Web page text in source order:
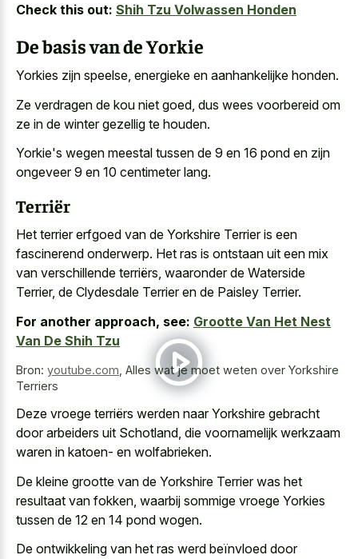
Check this out: Shih Tzu Volwassen Honden
De basis van de Yorkie
Yorkies zijn speelse, energieke en aanhankelijke honden.
Ze verdragen de kou niet goed, dus wees voorbereid om
ze in de winter gezellig te houden.
Yorkie's wegen meestal tussen de 9 en 16 pond en zijn
ongeveer 9 en 10 centimeter lang.
Terriër
Het terrier erfgoed van de Yorkshire Terrier is een
fascinerend onderwerp. Het ras is ontstaan uit een mix
van verschillende terriërs, waaronder de Waterside
Terrier, de Clydesdale Terrier en de Paisley Terrier.
For another approach, see: Grootte Van Het Nest
Van De Shih Tzu
Bron: youtube.com Alles wat je moet weten over Yorkshire
Terriers
Deze vroege terriërs werden naar Yorkshire gebracht
door arbeiders uit Schotland, die voornamelijk werkzaam
waren in katoen- en wolfabrieken.
De kleine grootte van de Yorkshire Terrier was het
resultaat van fokken, waarbij sommige vroege Yorkies
tussen de 12 en 14 pond wogen.
De ontwikkeling van het ras werd beïnvloed door